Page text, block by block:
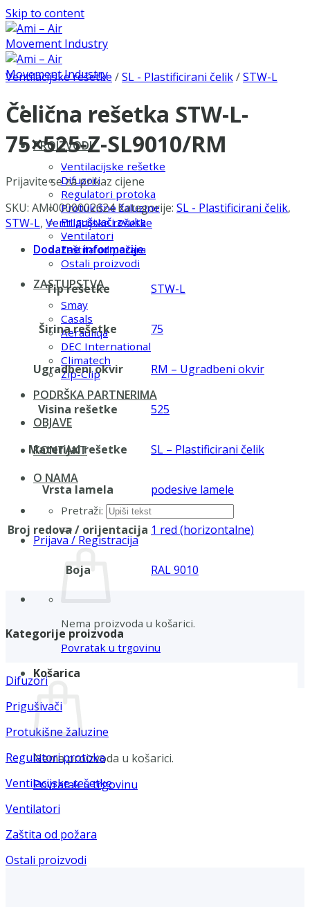
Skip to content
PROIZVODI
Ventilacijske rešetke
Difuzori
Regulatori protoka
Protukišne žaluzine
Prigušivači zvuka
Ventilatori
Zaštita od požara
Ostali proizvodi
ZASTUPSTVA
Smay
Casals
Aerauliqa
DEC International
Climatech
Zip-Clip
PODRŠKA PARTNERIMA
OBJAVE
KONTAKT
O NAMA
Pretraži:
Prijava / Registracija
Nema proizvoda u košarici.
Povratak u trgovinu
Košarica
Nema proizvoda u košarici.
Povratak u trgovinu
Ventilacijske rešetke /SL - Plastificirani čelik/STW-L
Čelična rešetka STW-L-
75×525-Z-SL9010/RM
Prijavite se za prikaz cijene
SKU: AMI0000002624 Kategorije: SL - Plastificirani čelik,
STW-L, Ventilacijske rešetke
Dodatne informacije
Tip rešetke STW-L
Širina rešetke 75
Ugradbeni okvir RM – Ugradbeni okvir
Visina rešetke 525
Materijal rešetke SL – Plastificirani čelik
Vrsta lamela podesive lamele
Broj redova / orijentacija 1 red (horizontalne)
Boja RAL 9010
Kategorije proizvoda
Difuzori
Prigušivači
Protukišne žaluzine
Regulatori protoka
Ventilacijske rešetke
Ventilatori
Zaštita od požara
Ostali proizvodi